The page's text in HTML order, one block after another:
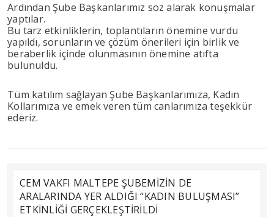
Ardından Şube Başkanlarımız söz alarak konuşmalar
yaptılar.
Bu tarz etkinliklerin, toplantıların önemine vurdu
yapıldı, sorunların ve çözüm önerileri için birlik ve
beraberlik içinde olunmasının önemine atıfta
bulunuldu.
Tüm katılım sağlayan Şube Başkanlarımıza, Kadın
Kollarımıza ve emek veren tüm canlarımıza teşekkür
ederiz.
CEM VAKFI MALTEPE ŞUBEMİZİN DE
ARALARINDA YER ALDIĞI “KADIN BULUŞMASI”
ETKİNLİĞİ GERÇEKLEŞTİRİLDİ